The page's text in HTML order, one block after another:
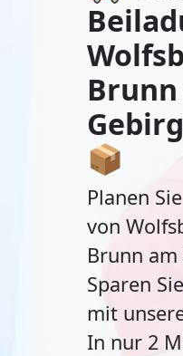
📦
Planen
von
Brunn am
Sparen
mit
In nur 2